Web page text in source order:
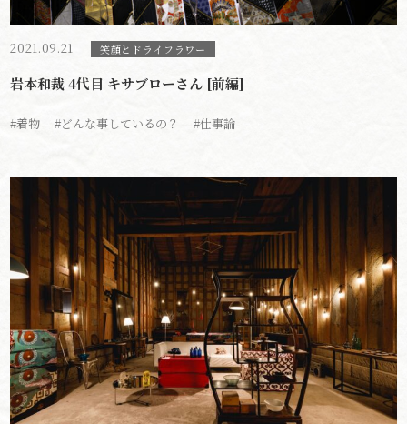
2021.09.21 笑顔とドライフラワー
岩本和裁 4代目 キサブローさん [前編]
#着物 #どんな事しているの？ #仕事論